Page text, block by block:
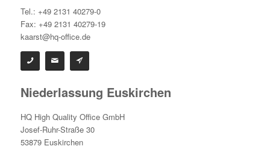
Tel.: +49 2131 40279-0
Fax: +49 2131 40279-19
kaarst@hq-office.de
Niederlassung Euskirchen
HQ High Quality Office GmbH
Josef-Ruhr-Straße 30
53879 Euskirchen